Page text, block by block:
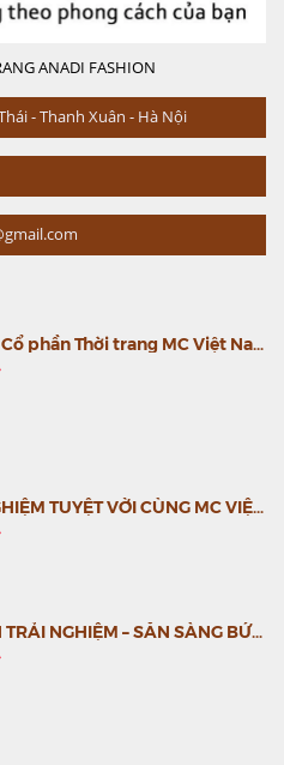
ANADI FASHION
- Thanh Xuân - Hà Nội
Công ty Cổ phần Thời trang MC Việt Nam (MC Fashion) tổ chức Gala mừng sinh nhật lần thứ 9
TRẢI NGHIỆM TUYỆT VỜI CÙNG MC VIỆT NAM
DU LỊCH TRẢI NGHIỆM – SẴN SÀNG BỨT PHÁ CÙNG MC VIỆT NAM